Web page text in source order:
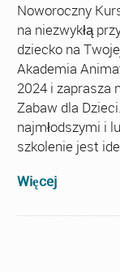
Noworoczny
na niezwykłą
dziecko na
Akademia
2024 i zaprasza
Zabaw dla
najmłodszymi i
szkolenie jest
Więcej